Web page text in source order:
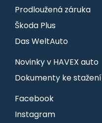
Prodloužená záruka
Škoda Plus
Das WeltAuto
Novinky v HAVEX auto
Dokumenty ke stažení
Facebook
Instagram